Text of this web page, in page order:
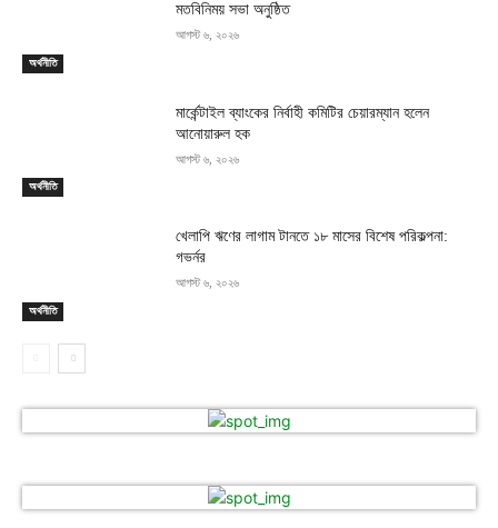
অর্থনীতি
মতবিনিময় সভা অনুষ্ঠিত
আগস্ট ৬, ২০২৬
অর্থনীতি
মার্কেন্টাইল ব্যাংকের নির্বাহী কমিটির চেয়ারম্যান হলেন
আনোয়ারুল হক
আগস্ট ৬, ২০২৬
অর্থনীতি
খেলাপি ঋণের লাগাম টানতে ১৮ মাসের বিশেষ পরিকল্পনা:
গভর্নর
আগস্ট ৬, ২০২৬